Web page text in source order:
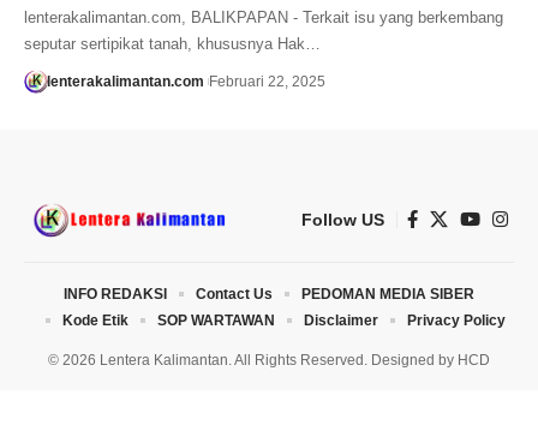
lenterakalimantan.com, BALIKPAPAN - Terkait isu yang berkembang
seputar sertipikat tanah, khususnya Hak…
lenterakalimantan.com Februari 22, 2025
Follow US
© 2026 Lentera Kalimantan. All Rights Reserved. Designed by HCD
INFO REDAKSI Contact Us
PEDOMAN MEDIA SIBER
Kode Etik
SOP WARTAWAN Disclaimer Privacy Policy